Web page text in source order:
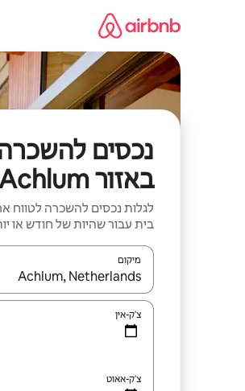
נכסים
באזור Achlum
לגלות נכסים להשכרה לטווח
בית עבור שהיות של חודש או
מיקום
כאשר התוצאות יהיו זמינות,
צ'ק-אין
צ'ק-אאוט